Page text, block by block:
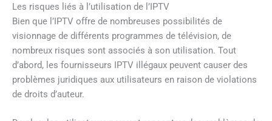
Les risques liés à l’utilisation de l’IPTV
Bien que l’IPTV offre de nombreuses possibilités de
visionnage de différents programmes de télévision, de
nombreux risques sont associés à son utilisation. Tout
d’abord, les fournisseurs IPTV illégaux peuvent causer des
problèmes juridiques aux utilisateurs en raison de violations
de droits d’auteur.